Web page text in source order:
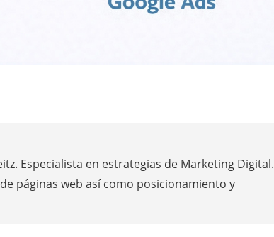
Especialista en estrategias de Marketing Digital.
páginas web así como posicionamiento y